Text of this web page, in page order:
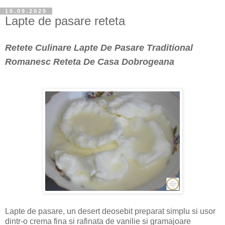
10.09.2020
Lapte de pasare reteta
Retete Culinare Lapte De Pasare Traditional
Romanesc Reteta De Casa Dobrogeana
Lapte de pasare, un desert deosebit preparat simplu si usor
dintr-o crema fina si rafinata de vanilie si gramajoare